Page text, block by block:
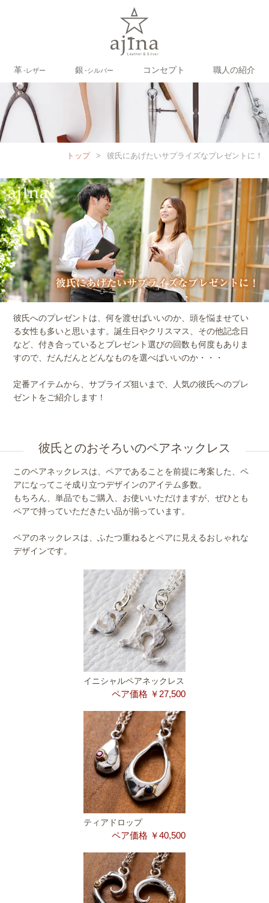
革‐レザー 銀 ‐シルバー コンセプト 職人の紹介
トップ > 彼氏にあげたいサプライズなプレゼントに！
彼氏へのプレゼントは、何を渡せばいいのか、頭を悩ませてい
る女性も多いと思います。誕生日やクリスマス、その他記念日
など、付き合っているとプレゼント選びの回数も何度もありま
すので、だんだんとどんなものを選べばいいのか・・・
定番アイテムから、サプライズ狙いまで、人気の彼氏へのプレ
ゼントをご紹介します！
彼氏とのおそろいのペアネックレス
このペアネックレスは、ペアであることを前提に考案した、ペ
アになってこそ成り立つデザインのアイテム多数。
もちろん、単品でもご購入、お使いいただけますが、ぜひとも
ペアで持っていただきたい品が揃っています。
ペアのネックレスは、ふたつ重ねるとペアに見えるおしゃれな
デザインです。
イニシャルペアネックレス
ペア価格 ￥27,500
ティアドロップ
ペア価格 ￥40,500